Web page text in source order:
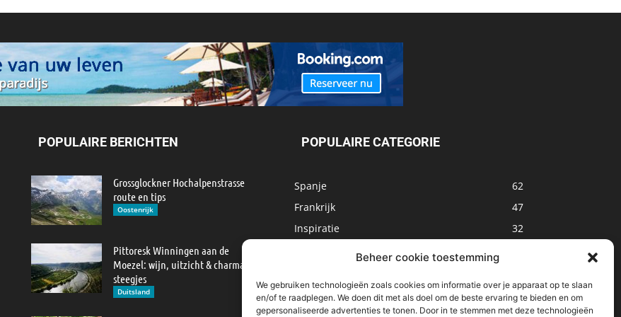
Beheer cookie toestemming
We gebruiken technologieën zoals cookies om informatie over je apparaat op te slaan
en/of te raadplegen. We doen dit met als doel om de beste ervaring te bieden en om
gepersonaliseerde advertenties te tonen. Door in te stemmen met deze technologieën
POPULAIRE BERICHTEN
Grossglockner Hochalpenstrasse
route en tips
Oostenrijk
Pittoresk Winningen aan de
Moezel: wijn, uitzicht & charmante
steegjes
Duitsland
POPULAIRE CATEGORIE
Spanje
62
Frankrijk
47
Inspiratie
32
Malta
31
Roemenië
29